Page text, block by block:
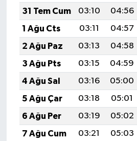
31 Tem Cum
03:10 04:56
1 Ağu Cts
03:11 04:57
2 Ağu Paz
03:13 04:58
3 Ağu Pts
03:15 04:59
4 Ağu Sal
03:16 05:00
5 Ağu Çar
03:18 05:01
6 Ağu Per
03:19 05:02
7 Ağu Cum
03:21 05:03